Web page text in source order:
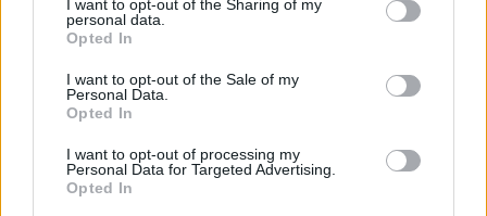
I want to opt-out of the Sharing of my
personal data.
Opted In
I want to opt-out of the Sale of my
Personal Data.
Opted In
I want to opt-out of processing my
Personal Data for Targeted Advertising.
Opted In
Zjarri masiv që përfshiu Krujën
mëdha/ Rama: Shmangëm një